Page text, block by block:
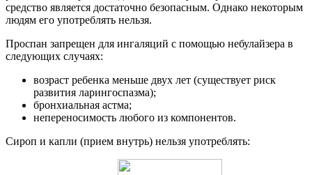
средство является достаточно безопасным. Однако некоторым
людям его употреблять нельзя.
Проспан запрещен для ингаляций с помощью небулайзера в
следующих случаях:
возраст ребенка меньше двух лет (существует риск
развития ларингоспазма);
бронхиальная астма;
непереносимость любого из компонентов.
Сироп и капли (прием внутрь) нельзя употреблять: